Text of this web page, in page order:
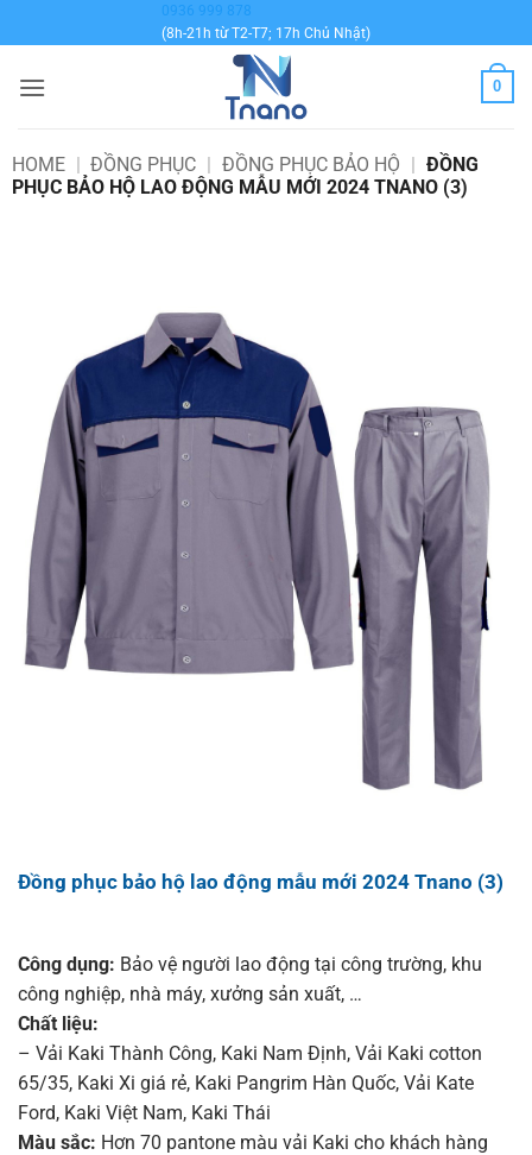
qua
dung
0936 999 878
(8h-21h từ T2-T7; 17h Chủ Nhật)
0
HOME | ĐỒNG PHỤC | ĐỒNG PHỤC BẢO HỘ | ĐỒNG
PHỤC BẢO HỘ LAO ĐỘNG MẪU MỚI 2024 TNANO (3)
Đồng phục bảo hộ lao động mẫu mới 2024 Tnano (3)
Công dụng: Bảo vệ người lao động tại công trường, khu
công nghiệp, nhà máy, xưởng sản xuất, …
Chất liệu:
– Vải Kaki Thành Công, Kaki Nam Định, Vải Kaki cotton
65/35, Kaki Xi giá rẻ, Kaki Pangrim Hàn Quốc, Vải Kate
Ford, Kaki Việt Nam, Kaki Thái
Màu sắc: Hơn 70 pantone màu vải Kaki cho khách hàng